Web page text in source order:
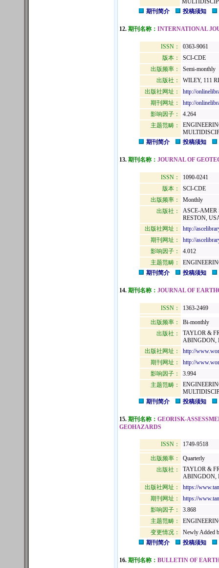
期刊简介
投稿须知
12. 期刊名称： INTERNATIONAL
ISSN：
0363-9061
版本：
SCI-CDE
出版频率：
Semi-monthly
出版社：
WILEY, 111
出版社网址：
http://
期刊网址：
http://
影响因子：
4.264
主题范畴：
期刊简介
投稿须知
13. 期刊名称： JOURNAL OF
ISSN：
1090-0241
版本：
SCI-CDE
出版频率：
Monthly
出版社：
ASCE-AMER
RESTON,
出版社网址：
http://
期刊网址：
http://
影响因子：
4.012
主题范畴：
期刊简介
投稿须知
14. 期刊名称： JOURNAL OF
ISSN： 1363-2469
出版频率：
Bi-monthly
出版社：
TAYLOR &
ABINGDON,
出版社网址：
http://
期刊网址：
http://
影响因子：
3.994
主题范畴：
期刊简介
投稿须知
15. 期刊名称： GEORISK-
GEOHAZARDS
ISSN： 1749-9518
出版频率：
Quarterly
出版社：
TAYLOR &
ABINGDON,
出版社网址：
https://
期刊网址：
https://
影响因子：
3.868
主题范畴：
变更情况：
Newly Added
期刊简介
投稿须知
16. 期刊名称： BULLETIN OF